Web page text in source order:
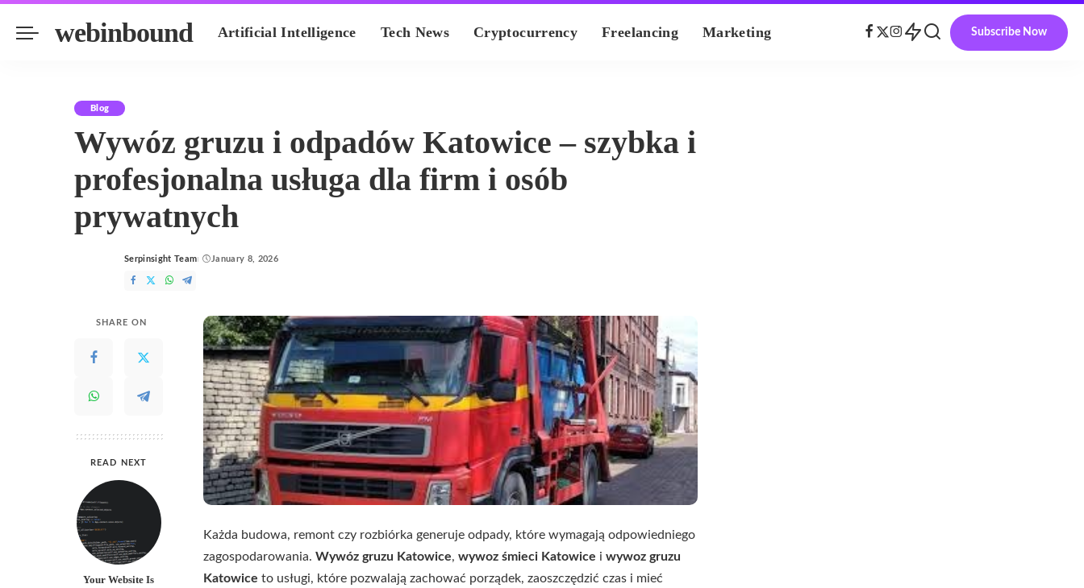
webinbound Artificial Intelligence Tech News Cryptocurrency Freelancing Marketing Subscribe Now
Blog
Wywóz gruzu i odpadów Katowice – szybka i
profesjonalna usługa dla firm i osób
prywatnych
Posted
by
Serpinsight Team January 8, 2026
SHARE ON
READ NEXT
Your Website Is
Każda budowa, remont czy rozbiórka generuje odpady, które wymagają odpowiedniego
zagospodarowania. Wywóz gruzu Katowice, wywoz śmieci Katowice i wywoz gruzu
Katowice to usługi, które pozwalają zachować porządek, zaoszczędzić czas i mieć